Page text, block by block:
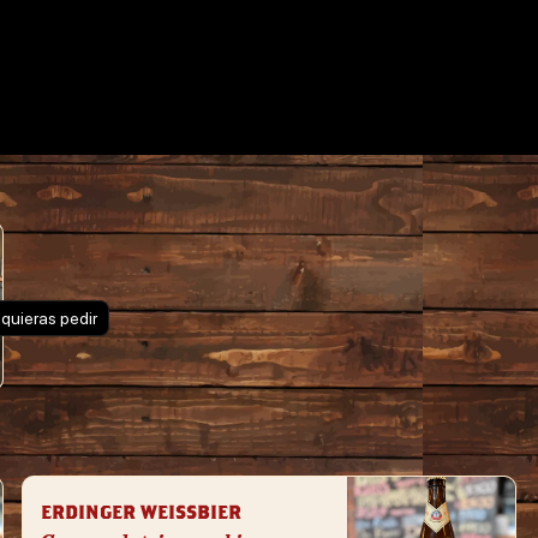
ERDINGER WEISSBIER
pedir